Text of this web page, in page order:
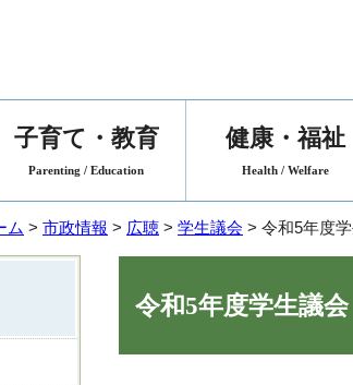
子育て・教育
Parenting / Education
健康・福祉
Health / Welfare
ム > 市政情報 > 広聴 > 学生議会 > 令和5年度
令和5年度学生議会